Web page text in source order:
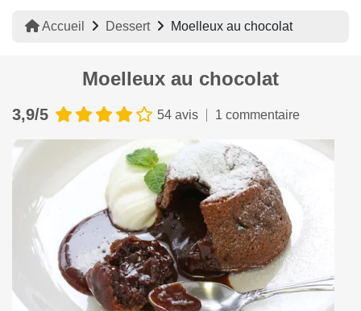
Accueil Dessert Moelleux au chocolat
Moelleux au chocolat
3,9/5 54 avis 1 commentaire